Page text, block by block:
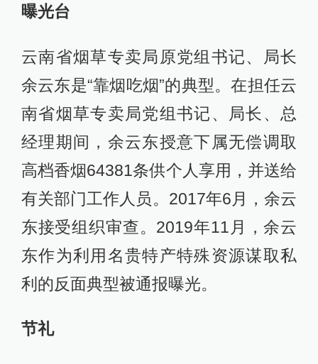
曝光台
云南省烟草专卖局原党组书记、局长
余云东是“靠烟吃烟”的典型。在担任云
南省烟草专卖局党组书记、局长、总
经理期间，余云东授意下属无偿调取
高档香烟64381条供个人享用，并送给
有关部门工作人员。2017年6月，余云
东接受组织审查。2019年11月，余云
东作为利用名贵特产特殊资源谋取私
利的反面典型被通报曝光。
节礼